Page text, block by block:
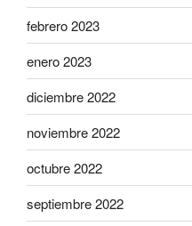
febrero 2023
enero 2023
diciembre 2022
noviembre 2022
octubre 2022
septiembre 2022